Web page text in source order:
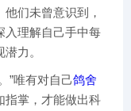
们未曾意识到，
入理解自己手中每
力。
”唯有对自己鸽舍
指掌，才能做出科